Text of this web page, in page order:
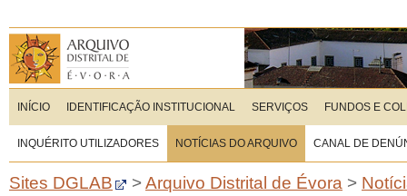
INÍCIO IDENTIFICAÇÃO INSTITUCIONAL SERVIÇOS FUNDOS E
INQUÉRITO UTILIZADORES NOTÍCIAS DO ARQUIVO CANAL DE
Sites DGLAB >Arquivo Distrital de Évora >